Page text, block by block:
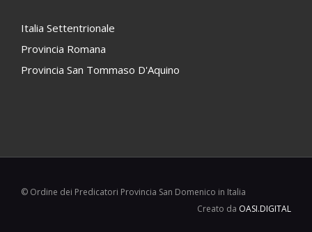
Italia Settentrionale
Provincia Romana
Provincia San Tommaso D'Aquino
© Ordine dei Predicatori Provincia San Domenico in Italia
Creato da OASI.DIGITAL